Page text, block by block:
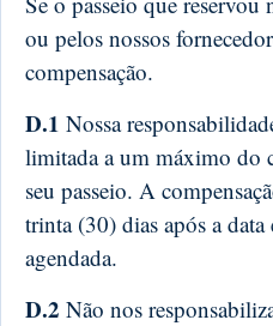
ou pelos nossos
compensação.
D.1 Nossa
limitada a um máximo do
seu passeio. A
trinta (30) dias após a
agendada.
D.2 Não nos